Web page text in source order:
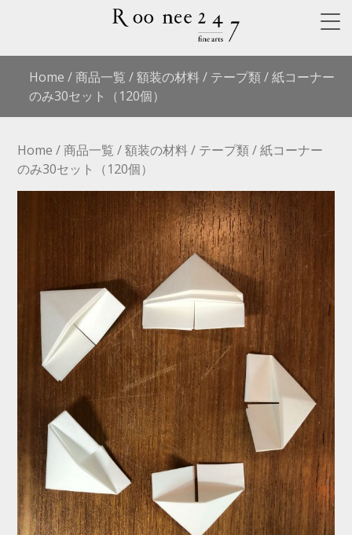
Home /商品一覧 /額装の材料 / テープ類/ 紙コーナー
のみ30セット（120個）
Home /商品一覧 /額装の材料/ テープ類/ 紙コーナー
のみ30セット（120個）